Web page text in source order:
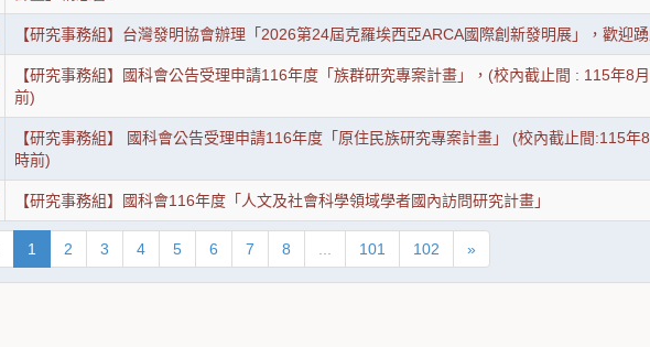
【研究事務組】台灣發明協會辦理「2026第24屆克羅埃西亞ARCA國際創新發明展」，歡迎踴
【研究事務組】國科會公告受理申請116年度「族群研究專案計畫」，(校內截止間 : 115年8
前)
【研究事務組】 國科會公告受理申請116年度「原住民族研究專案計畫」 (校內截止間:115年
時前)
【研究事務組】國科會116年度「人文及社會科學領域學者國內訪問研究計畫」
1 2 3 4 5 6 7 8 101 102 »